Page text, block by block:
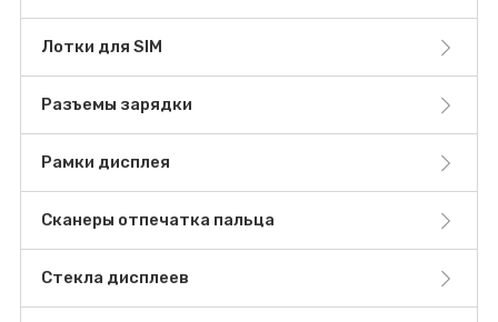
Лотки для SIM
Разъемы зарядки
Рамки дисплея
Сканеры отпечатка пальца
Стекла дисплеев